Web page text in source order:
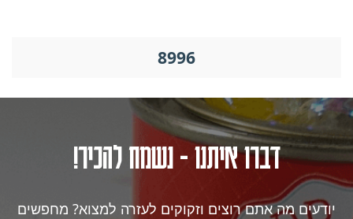
8996
דברו איתנו - נשמח להכיר!
יודעים מה אתם רוצים וזקוקים לעזרה למצוא? מחפשים